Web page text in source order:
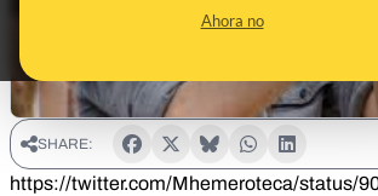
Ahora no
SHARE:
https://twitter.com/Mhemeroteca/status/